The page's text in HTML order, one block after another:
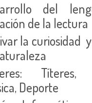
del
de la lectura
la curiosidad
Títeres,
Deporte